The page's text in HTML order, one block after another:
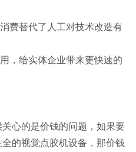
费替代了人工对技术改造有
，给实体企业带来更快速的
心的是价钱的问题，如果要
的视觉点胶机设备，那价钱